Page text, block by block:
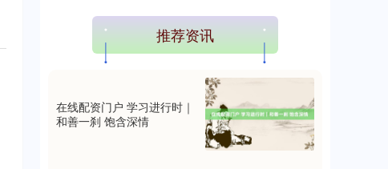
推荐资讯
在线配资门户 学习进行时｜
和善一刹 饱含深情